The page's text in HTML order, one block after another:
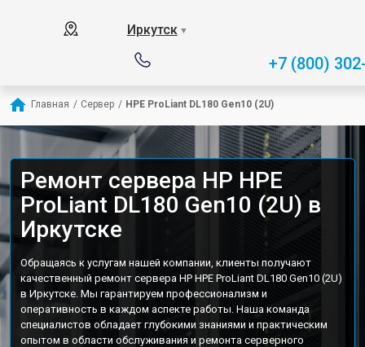
Иркутск ▼
+7 (800)
Главная / Сервер / HPE ProLiant DL180 Gen10 (2U)
Ремонт сервера HP HPE
ProLiant DL180 Gen10 (2U) в
Иркутске
Обращаясь к услугам нашей компании, клиенты получают
качественный ремонт сервера HP HPE ProLiant DL180 Gen10 (2U)
в Иркутске. Мы гарантируем профессионализм и
оперативность в каждом аспекте работы. Наша команда
специалистов обладает глубокими знаниями и практическим
опытом в области обслуживания и ремонта серверного